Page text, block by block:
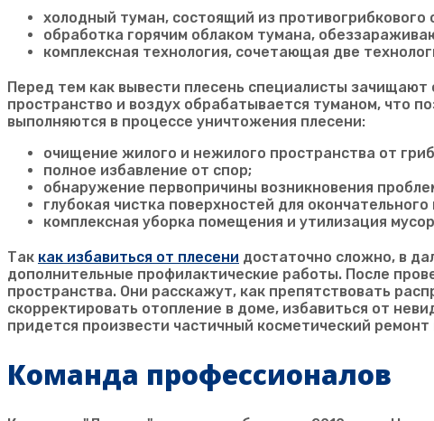
холодный туман, состоящий из
обработка горячим облаком тумана,
комплексная технология, сочетающая две
Перед тем как вывести плесень специалисты
пространство и воздух обрабатывается туманом, что
выполняются в процессе уничтожения плесени:
очищение жилого и нежилого пространства от
полное избавление от спор;
обнаружение первопричины возникновения
глубокая чистка поверхностей для
комплексная уборка помещения и утилизация
Так как избавиться от плесени достаточно сложно, в
дополнительные профилактические работы. После
пространства. Они расскажут, как препятствовать
скорректировать отопление в доме, избавиться от
придется произвести частичный косметический ремонт
Команда профессионалов